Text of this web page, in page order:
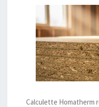
Calculette Homatherm